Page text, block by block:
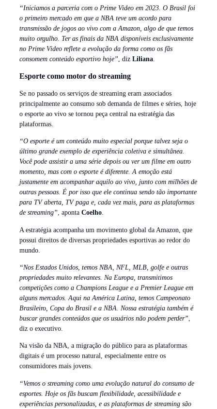
“Iniciamos a parceria com o Prime Video em 2023. O Brasil foi
o primeiro mercado em que a NBA teve um acordo para
transmissão de jogos ao vivo com a Amazon, algo de que temos
muito orgulho. Ter as finais da NBA disponíveis exclusivamente
no Prime Video reflete a evolução da forma como os fãs
consomem conteúdo esportivo hoje”, diz Liliana.
Esporte como motor do streaming
Se no passado os serviços de streaming eram associados
principalmente ao consumo sob demanda de filmes e séries, hoje
o esporte ao vivo se tornou peça central na estratégia das
plataformas.
“O esporte é um conteúdo muito especial porque talvez seja o
último grande exemplo de experiência coletiva e simultânea.
Você pode assistir a uma série depois ou ver um filme em outro
momento, mas com o esporte é diferente. A emoção está
justamente em acompanhar aquilo ao vivo, junto com milhões de
outras pessoas. É por isso que ele continua sendo tão importante
para TV aberta, TV paga e, cada vez mais, para as plataformas
de streaming”, aponta Coelho.
A estratégia acompanha um movimento global da Amazon, que
possui direitos de diversas propriedades esportivas ao redor do
mundo.
“Nos Estados Unidos, temos NBA, NFL, MLB, golfe e outras
propriedades muito relevantes. Na Europa, transmitimos
competições como a Champions League e a Premier League em
alguns mercados. Aqui na América Latina, temos Campeonato
Brasileiro, Copa do Brasil e a NBA. Nossa estratégia também é
buscar grandes conteúdos que os usuários não podem perder”
diz o executivo.
Na visão da NBA, a migração do público para as plataformas
digitais é um processo natural, especialmente entre os
consumidores mais jovens.
“Vemos o streaming como uma evolução natural do consumo de
esportes. Hoje os fãs buscam flexibilidade, acessibilidade e
experiências personalizadas, e as plataformas de streaming são